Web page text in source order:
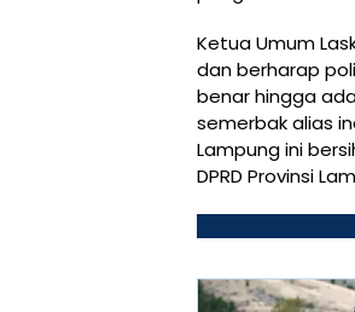
Ketua Umum
dan berharap
benar hingga
semerbak alias
Lampung ini
DPRD Provinsi